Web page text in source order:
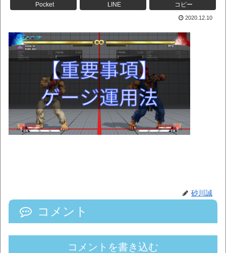
Pocket LINE コピー
2020.12.10
砂川誠
コメント
コメントを書き込む